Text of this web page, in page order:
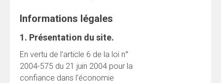
Informations légales
1. Présentation du site.
En vertu de l’article 6 de la loi n°
2004-575 du 21 juin 2004 pour la
confiance dans l’économie